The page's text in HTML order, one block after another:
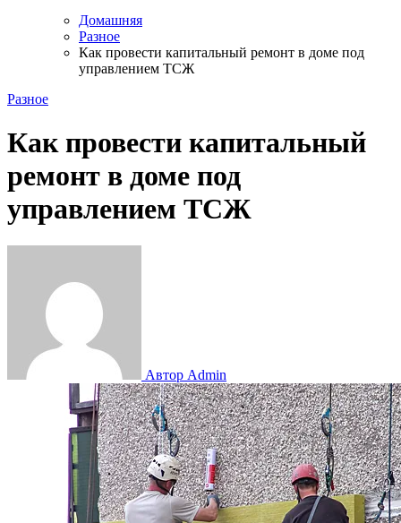
Домашняя
Разное
Как провести капитальный ремонт в доме под
управлением ТСЖ
Разное
Как провести капитальный
ремонт в доме под
управлением ТСЖ
Автор Admin